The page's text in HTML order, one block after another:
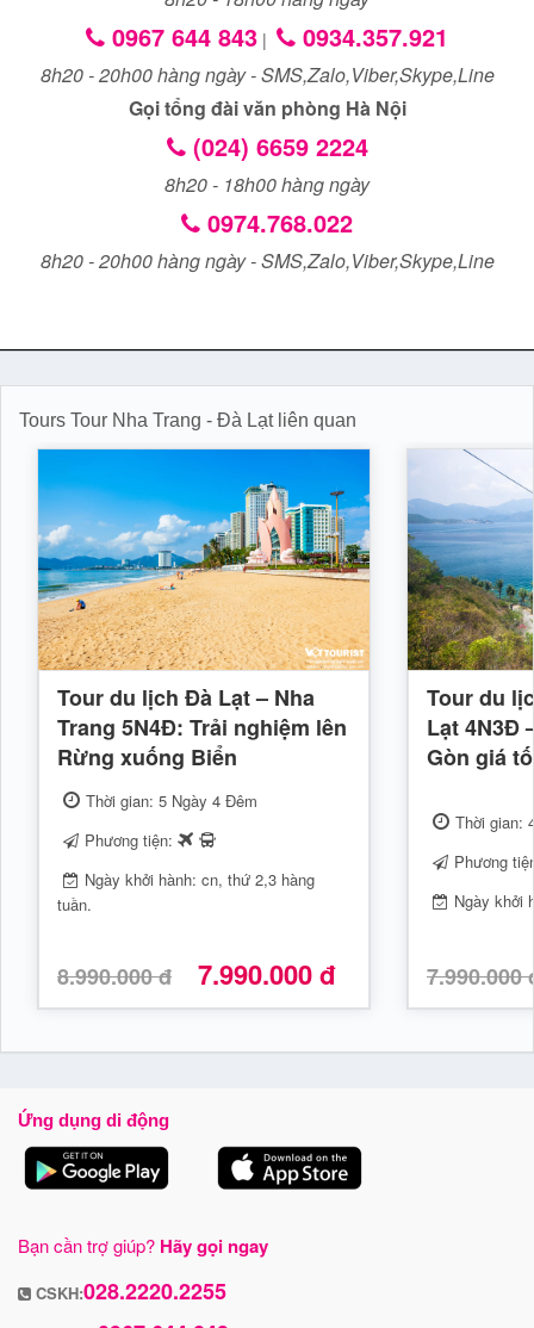
0967 644 843 | 0934.357.921
8h20 - 20h00 hàng ngày - SMS,Zalo,Viber,Skype,Line
Gọi tổng đài văn phòng Hà Nội
(024) 6659 2224
8h20 - 18h00 hàng ngày
0974.768.022
8h20 - 20h00 hàng ngày - SMS,Zalo,Viber,Skype,Line
Tours Tour Nha Trang - Đà Lạt liên quan
Tour du lịch Đà Lạt – Nha
Trang 5N4Đ: Trải nghiệm lên
Rừng xuống Biển
Thời gian: 5 Ngày 4 Đêm
Phương tiện:
Ngày khởi hành: cn, thứ 2,3 hàng
tuần.
8.990.000 đ 7.990.000 đ
Tour du
Lạt 4N3Đ
Gòn giá
Thời gian:
Phương
Ngày khởi
7.990.000
Ứng dụng di động
Bạn cần trợ giúp? Hãy gọi ngay
CSKH:028.2220.2255